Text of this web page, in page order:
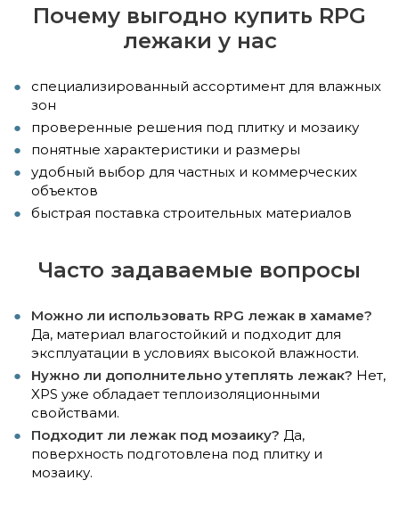
Почему выгодно купить RPG
лежаки у нас
специализированный ассортимент для влажных
зон
проверенные решения под плитку и мозаику
понятные характеристики и размеры
удобный выбор для частных и коммерческих
объектов
быстрая поставка строительных материалов
Часто задаваемые вопросы
Можно ли использовать RPG лежак в хамаме?
Да, материал влагостойкий и подходит для
эксплуатации в условиях высокой влажности.
Нужно ли дополнительно утеплять лежак? Нет,
XPS уже обладает теплоизоляционными
свойствами.
Подходит ли лежак под мозаику? Да,
поверхность подготовлена под плитку и
мозаику.